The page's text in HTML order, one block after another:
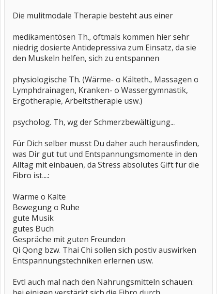
Die mulitmodale Therapie besteht aus einer
medikamentösen Th., oftmals kommen hier sehr
niedrig dosierte Antidepressiva zum Einsatz, da sie
den Muskeln helfen, sich zu entspannen
physiologische Th. (Wärme- o Kälteth., Massagen o
Lymphdrainagen, Kranken- o Wassergymnastik,
Ergotherapie, Arbeitstherapie usw.)
psycholog. Th, wg der Schmerzbewältigung...
Für Dich selber musst Du daher auch herausfinden,
was Dir gut tut und Entspannungsmomente in den
Alltag mit einbauen, da Stress absolutes Gift für die
Fibro ist....:
Wärme o Kälte
Bewegung o Ruhe
gute Musik
gutes Buch
Gespräche mit guten Freunden
Qi Qong bzw. Thai Chi sollen sich postiv auswirken
Entspannungstechniken erlernen usw.
Evtl auch mal nach den Nahrungsmitteln schauen: